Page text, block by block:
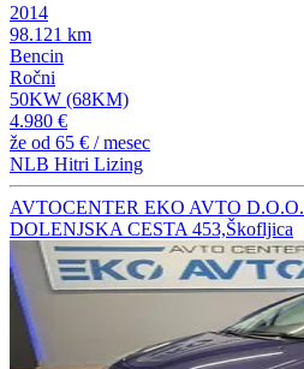
2014
98.121 km
Bencin
Ročni
50KW (68KM)
4.980 €
že od 65 € / mesec
NLB Hitri Lizing
AVTOCENTER EKO AVTO D.O.O.
DOLENJSKA CESTA 453,Škofljica